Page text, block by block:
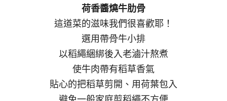
荷香醬燒牛肋骨
這道菜的滋味我們很喜歡耶！
選用帶骨牛小排
以稻繩綑綁後入老滷汁熬煮
使牛肉帶有稻草香氣
貼心的把稻草剪開、用荷葉包入